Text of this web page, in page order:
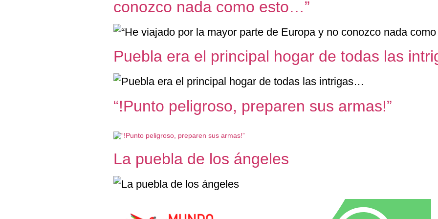
conozco nada como esto…”
Puebla era el principal hogar de todas las
“!Punto peligroso, preparen sus armas!”
La puebla de los ángeles